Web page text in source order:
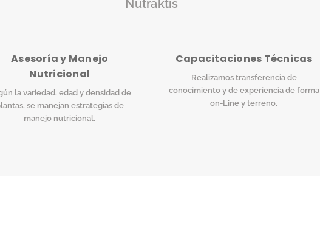
Nutraktis
Asesoría y Manejo
Nutricional
la variedad, edad y densidad de
se manejan estrategias de
manejo nutricional.
Capacitaciones Técnicas
Realizamos transferencia de
conocimiento y de experiencia de forma
on-Line y terreno.